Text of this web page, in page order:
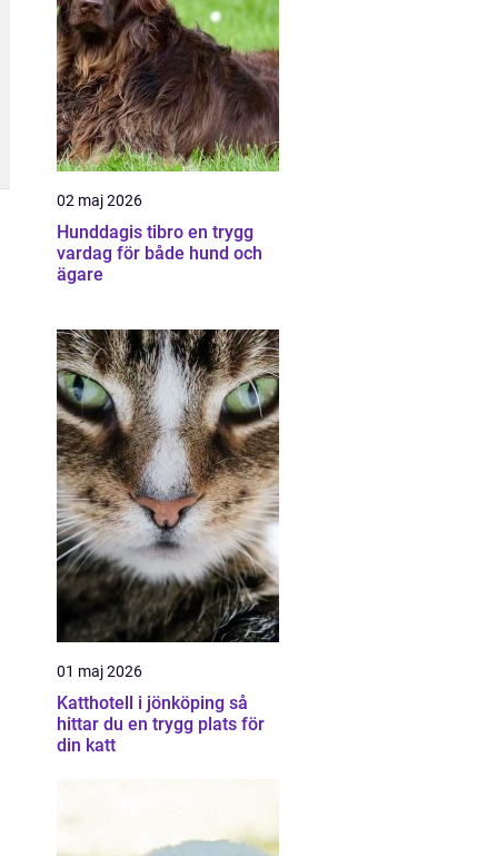
02 maj 2026
Hunddagis tibro en trygg
vardag för både hund och
ägare
01 maj 2026
Katthotell i jönköping så
hittar du en trygg plats för
din katt